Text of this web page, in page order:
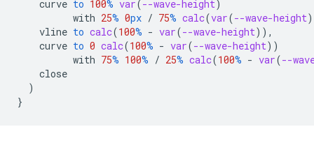
curve to 100% var(--wave-height)
with 25% 0px / 75% calc(var(--wave-height)
vline to calc(100% - var(--wave-height)),
curve to 0 calc(100% - var(--wave-height))
with 75% 100% / 25% calc(100% - var(--
close
)
}